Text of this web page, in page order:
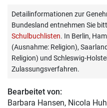
Detailinformationen zur
Bundesland entnehmen Sie
Schulbuchlisten. In Berlin,
(Ausnahme: Religion),
Religion) und Schleswig-
Zulassungsverfahren.
Bearbeitet von:
Barbara Hansen, Nicola